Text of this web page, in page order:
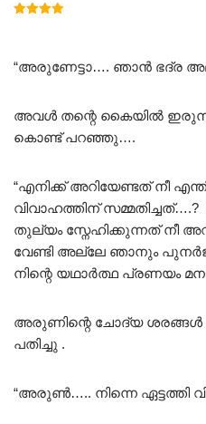
“അരുണേട്ടാ…. ഞാൻ ഭദ്ര
അവൾ തന്റെ കൈയിൽ ഇരുന്ന
കൊണ്ട് പറഞ്ഞു….
“എനിക്ക് അറിയേണ്ടത് നീ
വിവാഹത്തിന്
തുല്യം സ്നേഹിക്കുന്നത് നീ
വേണ്ടി അല്ലേ ഞാനും
നിന്റെ യഥാർത്ഥ പ്രണയം
അരുണിന്റെ ചോദ്യ ശരങ്ങൾ
പതിച്ചു .
“അരുൺ….. നിന്നെ ഏട്ടത്തി